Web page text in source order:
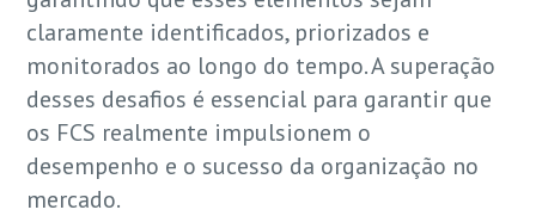
claramente identificados, priorizados e
monitorados ao longo do tempo. A superação
desses desafios é essencial para garantir que
os FCS realmente impulsionem o
desempenho e o sucesso da organização no
mercado.